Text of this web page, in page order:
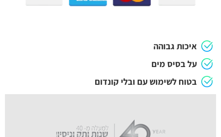
איכות גבוהה
על בסיס מים
בטוח לשימוש עם ובלי קונדום